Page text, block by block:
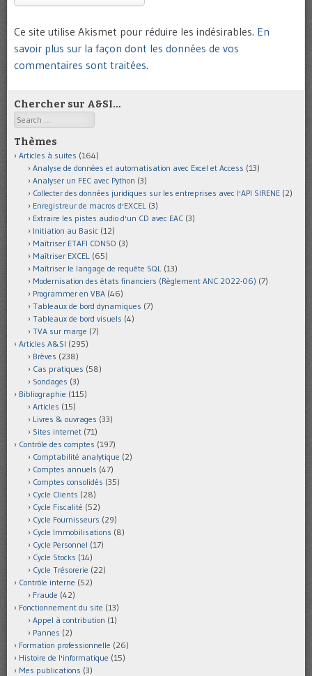
Ce site utilise Akismet pour réduire les indésirables. En
savoir plus sur la façon dont les données de vos
commentaires sont traitées.
Chercher sur A&SI…
Search
Thèmes
Articles à suites (164)
Analyse de données et automatisation avec Excel et Access (13)
Analyser un FEC avec Python (3)
Collecter des données juridiques sur les entreprises avec l'API SIRENE (2)
Enregistreur de macros d'EXCEL (3)
Extraire les pistes audio d'un CD avec EAC (3)
Initiation au Basic (12)
Maîtriser ETAFI CONSO (3)
Maîtriser EXCEL (65)
Maîtriser le langage de requête SQL (13)
Modernisation des états financiers (Règlement ANC 2022-06) (7)
Programmer en VBA (46)
Tableaux de bord dynamiques (7)
Tableaux de bord visuels (4)
TVA sur marge (7)
Articles A&SI (295)
Brèves (238)
Cas pratiques (58)
Sondages (3)
Bibliographie (115)
Articles (15)
Livres & ouvrages (33)
Sites internet (71)
Contrôle des comptes (197)
Comptabilité analytique (2)
Comptes annuels (47)
Comptes consolidés (35)
Cycle Clients (28)
Cycle Fiscalité (52)
Cycle Fournisseurs (29)
Cycle Immobilisations (8)
Cycle Personnel (17)
Cycle Stocks (14)
Cycle Trésorerie (22)
Contrôle interne (52)
Fraude (42)
Fonctionnement du site (13)
Appel à contribution (1)
Pannes (2)
Formation professionnelle (26)
Histoire de l'informatique (15)
Mes publications (3)